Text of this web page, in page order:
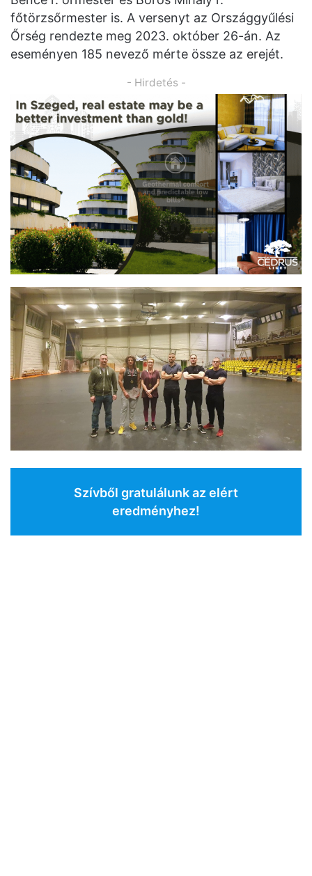
főtörzsőrmester is. A versenyt az Országgyűlési
Őrség rendezte meg 2023. október 26-án. Az
eseményen 185 nevező mérte össze az erejét.
- Hirdetés -
Szívből gratulálunk az elért
eredményhez!